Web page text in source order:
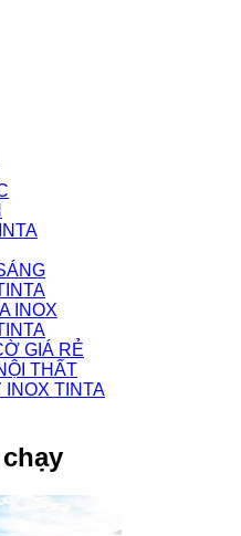
INOX
GIÁ RẺ
THẤT
TINTA